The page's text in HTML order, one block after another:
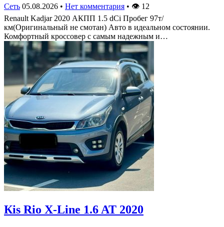
Сеть 05.08.2026 • Нет комментария • 👁 12
Renault Kadjar 2020 АКПП 1.5 dCi Пробег 97т/
км(Оригинальный не смотан) Авто в идеальном состоянии.
Комфортный кроссовер с самым надежным и…
Кis Rio X-Line 1.6 AT 2020